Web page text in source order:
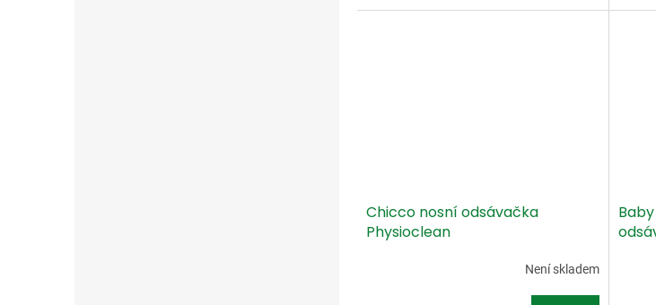
předejít vzniku komplikací.
Chicco nosní odsávačka
Physioclean
Není skladem